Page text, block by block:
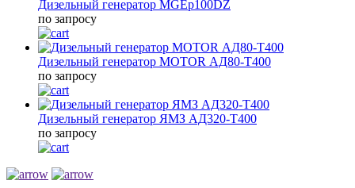
Дизельный генератор MGEp100DZ
по запросу
Дизельный генератор MOTOR АД80-Т400
по запросу
Дизельный генератор ЯМЗ АД320-Т400
по запросу